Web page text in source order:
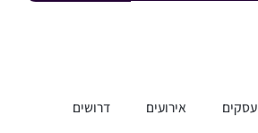
עסקים אירועים
דרושים